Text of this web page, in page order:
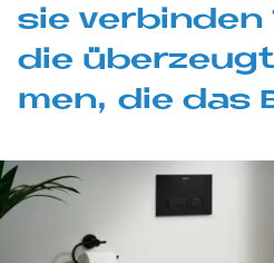
sie ver­bin­den
die
men, die das